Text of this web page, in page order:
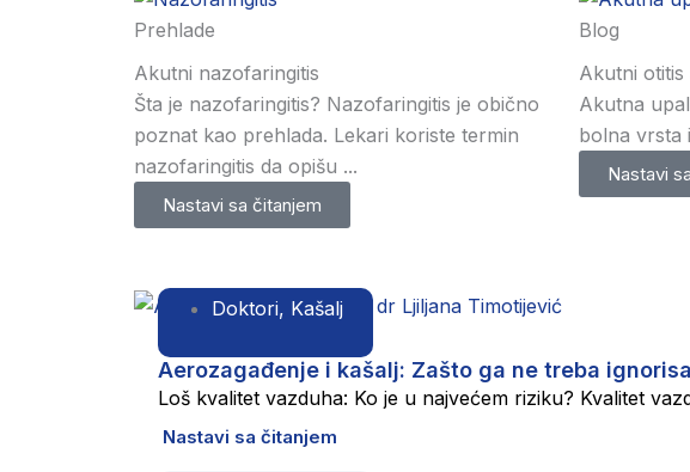
Prehlade
Akutni nazofaringitis
Šta je nazofaringitis? Nazofaringitis je obično
poznat kao prehlada. Lekari koriste termin
nazofaringitis da opišu ...
Nastavi sa čitanjem
Blog
Akutni otitis
Akutna
bolna vrsta
Nastavi
Doktori, Kašalj
Aerozagađenje i kašalj: Zašto ga ne treba
Loš kvalitet vazduha: Ko je u najvećem riziku? Kvalitet
Nastavi sa čitanjem